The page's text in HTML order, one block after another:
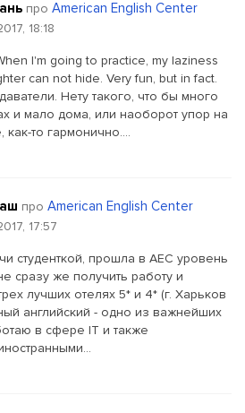
про American English Center
18:18
I'm going to practice, my laziness
can not hide. Very fun, but in fact.
Нету такого, что бы много
и мало дома, или наоборот упор на
как-то гармонично....
про American English Center
17:57
студенткой, прошла в AEC уровень
сразу же получить работу и
лучших отелях 5* и 4* (г. Харьков
английский - одно из важнейших
в сфере IT и также